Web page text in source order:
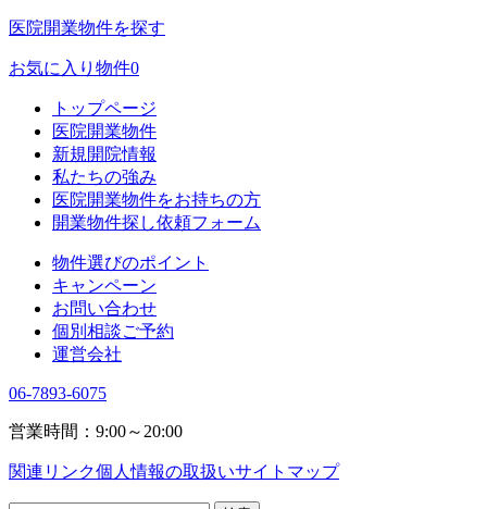
医院開業物件を探す
お気に入り物件0
トップページ
医院開業物件
新規開院情報
私たちの強み
医院開業物件をお持ちの方
開業物件探し依頼フォーム
物件選びのポイント
キャンペーン
お問い合わせ
個別相談ご予約
運営会社
06-7893-6075
営業時間：9:00～20:00
関連リンク個人情報の取扱いサイトマップ